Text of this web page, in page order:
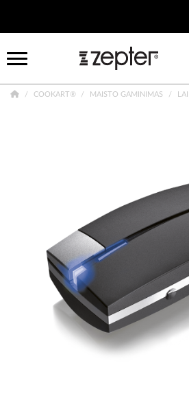
COOKART® MAISTO GAMINIMAS